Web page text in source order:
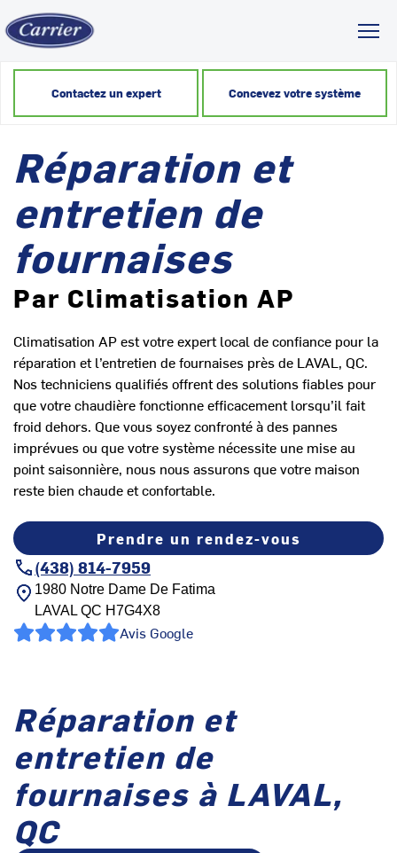
Contactez un expert Concevez votre système
Réparation et
entretien de
fournaises
Par Climatisation AP
Climatisation AP est votre expert local de confiance pour la
réparation et l’entretien de fournaises près de LAVAL, QC.
Nos techniciens qualifiés offrent des solutions fiables pour
que votre chaudière fonctionne efficacement lorsqu’il fait
froid dehors. Que vous soyez confronté à des pannes
imprévues ou que votre système nécessite une mise au
point saisonnière, nous nous assurons que votre maison
reste bien chaude et confortable.
Prendre un rendez-vous
(438) 814-7959
1980 Notre Dame De Fatima
LAVAL QC H7G4X8
Avis Google
Réparation et
entretien de
fournaises à LAVAL,
QC